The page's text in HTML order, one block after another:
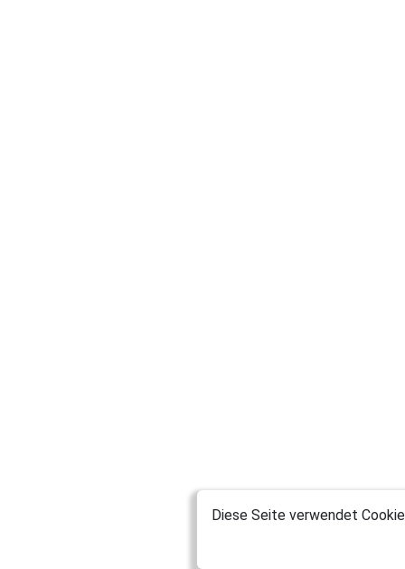
Diese Seite verwendet